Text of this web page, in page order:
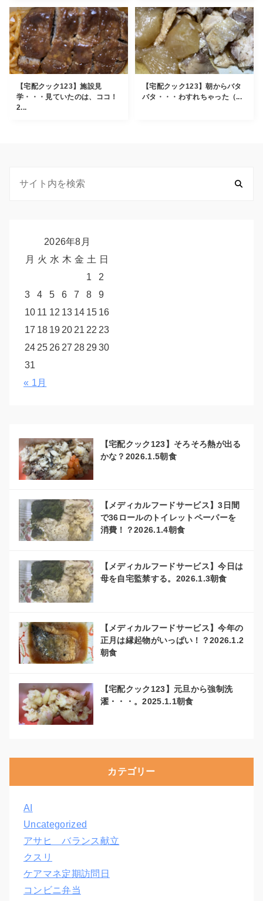
【宅配クック123】施設見
学・・・見ていたのは、ココ！
2...
【宅配クック123】朝からバタ
バタ・・・わすれちゃった（...
2026年8月
月 火 水 木 金 土 日
1
2
3
4 5 6 7 8
9
10 11 12 13 14 15 16
17 18 19 20 21 22 23
24 25 26 27 28 2930
31
« 1月
【宅配クック123】そろそろ熱が出る
かな？2026.1.5朝食
【メディカルフードサービス】3日間
で36ロールのトイレットペーパーを
消費！？2026.1.4朝食
【メディカルフードサービス】今日は
母を自宅監禁する。2026.1.3朝食
【メディカルフードサービス】今年の
正月は縁起物がいっぱい！？2026.1.2
朝食
【宅配クック123】元旦から強制洗
濯・・・。2025.1.1朝食
カテゴリー
AI
Uncategorized
アサヒ バランス献立
クスリ
ケアマネ定期訪問日
コンビニ弁当